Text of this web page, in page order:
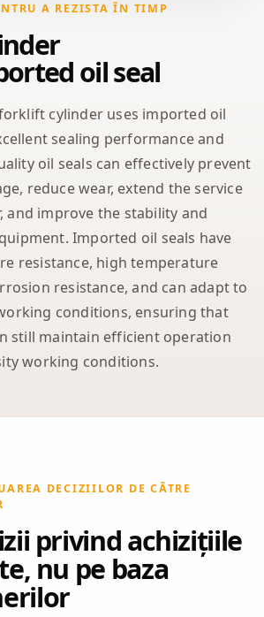
A REZISTA ÎN TIMP
oil seal
cylinder uses imported oil
sealing performance and
oil seals can effectively prevent
reduce wear, extend the service
and improve the stability and
Imported oil seals have
resistance, high temperature
resistance, and can adapt to
conditions, ensuring that
still maintain efficient operation
working conditions.
DECIZIILOR DE CĂTRE
privind achizițiile
nu pe baza